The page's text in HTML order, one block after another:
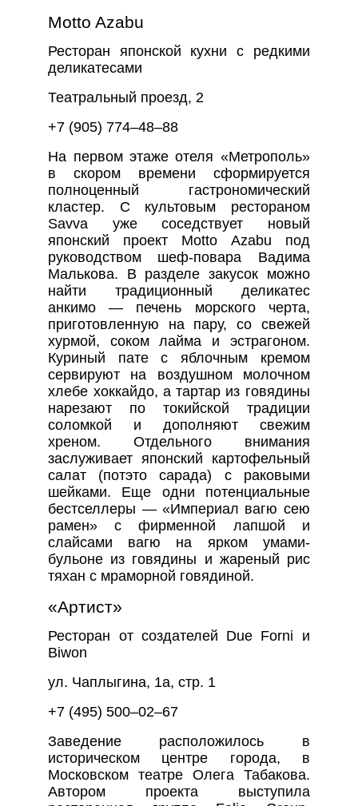
Motto Azabu
Ресторан японской кухни с редкими
деликатесами
Театральный проезд, 2
+7 (905) 774–48–88
На первом этаже отеля «Метрополь»
в скором времени сформируется
полноценный гастрономический
кластер. С культовым рестораном
Savva уже соседствует новый
японский проект Motto Azabu под
руководством шеф-повара Вадима
Малькова. В разделе закусок можно
найти традиционный деликатес
анкимо — печень морского черта,
приготовленную на пару, со свежей
хурмой, соком лайма и эстрагоном.
Куриный пате с яблочным кремом
сервируют на воздушном молочном
хлебе хоккайдо, а тартар из говядины
нарезают по токийской традиции
соломкой и дополняют свежим
хреном. Отдельного внимания
заслуживает японский картофельный
салат (потэто сарада) с раковыми
шейками. Еще одни потенциальные
бестселлеры — «Империал вагю сею
рамен» с фирменной лапшой и
слайсами вагю на ярком умами-
бульоне из говядины и жареный рис
тяхан с мраморной говядиной.
«Артист»
Ресторан от создателей Due Forni и
Biwon
ул. Чаплыгина, 1а, стр. 1
+7 (495) 500–02–67
Заведение расположилось в
историческом центре города, в
Московском театре Олега Табакова.
Автором проекта выступила